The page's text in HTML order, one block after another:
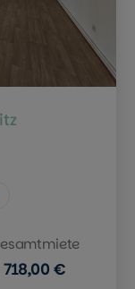
718,00 €